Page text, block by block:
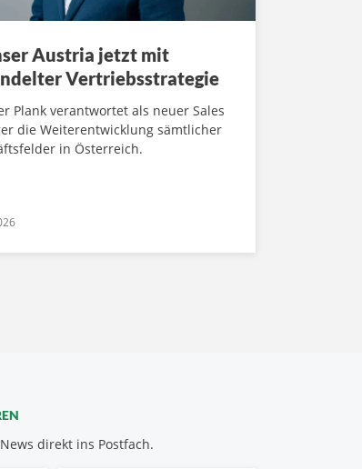
Austria jetzt mit
Vertriebsstrategie
Plank verantwortet als neuer Sales
die Weiterentwicklung sämtlicher
in Österreich.
direkt ins Postfach.